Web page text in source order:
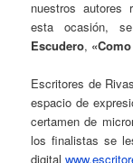
nuestros autores
esta ocasión,
Escudero,
Escritores de
espacio de
certamen de
los finalistas se
digital